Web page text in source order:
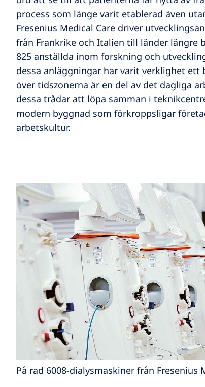
process som länge varit etablerad även
Fresenius Medical Care driver
från Frankrike och Italien till länder längre
825 anställda inom forskning och
dessa anläggningar har varit verklighet ett
över tidszonerna är en del av det dagliga
dessa trådar att löpa samman i
modern byggnad som förkroppsligar
arbetskultur.
På rad 6008-dialysmaskiner från Fresenius